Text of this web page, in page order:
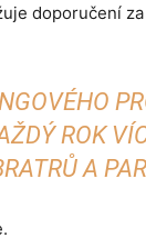
doporučení
ROK
A